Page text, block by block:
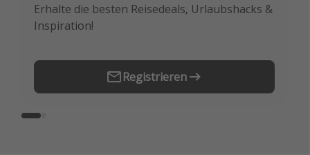
Erhalte die besten Reisedeals, Urlaubshacks &
Inspiration!
Registrieren
Buche die besten Reiseschnäppchen als
Erstes.